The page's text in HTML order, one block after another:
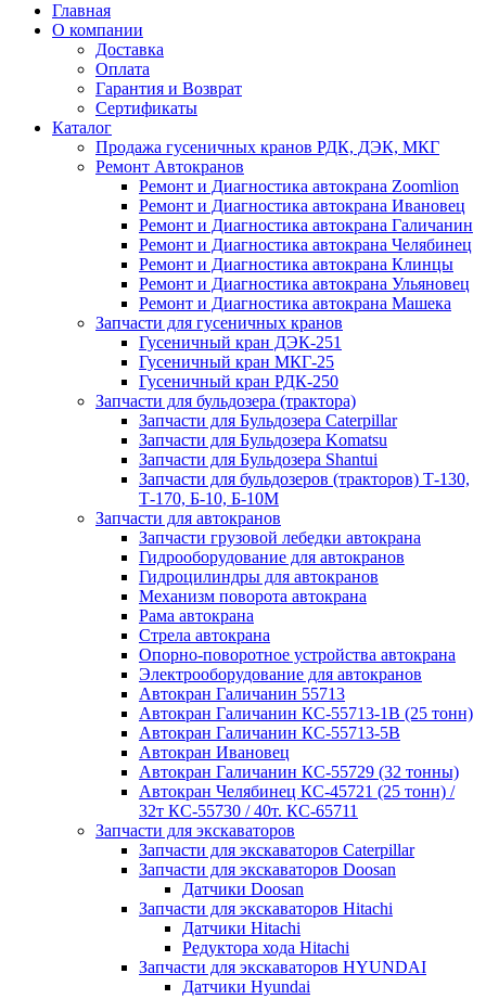
Главная
О компании
Доставка
Оплата
Гарантия и Возврат
Сертификаты
Каталог
Продажа гусеничных кранов РДК, ДЭК, МКГ
Ремонт Автокранов
Ремонт и Диагностика автокрана Zoomlion
Ремонт и Диагностика автокрана Ивановец
Ремонт и Диагностика автокрана Галичанин
Ремонт и Диагностика автокрана Челябинец
Ремонт и Диагностика автокрана Клинцы
Ремонт и Диагностика автокрана Ульяновец
Ремонт и Диагностика автокрана Машека
Запчасти для гусеничных кранов
Гусеничный кран ДЭК-251
Гусеничный кран МКГ-25
Гусеничный кран РДК-250
Запчасти для бульдозера (трактора)
Запчасти для Бульдозера Caterpillar
Запчасти для Бульдозера Komatsu
Запчасти для Бульдозера Shantui
Запчасти для бульдозеров (тракторов) Т-130,
Т-170, Б-10, Б-10М
Запчасти для автокранов
Запчасти грузовой лебедки автокрана
Гидрооборудование для автокранов
Гидроцилиндры для автокранов
Механизм поворота автокрана
Рама автокрана
Стрела автокрана
Опорно-поворотное устройства автокрана
Электрооборудование для автокранов
Автокран Галичанин 55713
Автокран Галичанин КС-55713-1В (25 тонн)
Автокран Галичанин КС-55713-5В
Автокран Ивановец
Автокран Галичанин КС-55729 (32 тонны)
Автокран Челябинец КС-45721 (25 тонн) /
32т КС-55730 / 40т. КС-65711
Запчасти для экскаваторов
Запчасти для экскаваторов Caterpillar
Запчасти для экскаваторов Doosan
Датчики Doosan
Запчасти для экскаваторов Hitachi
Датчики Hitachi
Редуктора хода Hitachi
Запчасти для экскаваторов HYUNDAI
Датчики Hyundai